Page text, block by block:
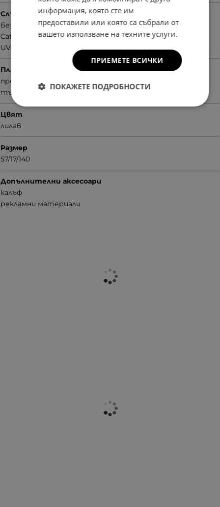
Слънцезащита
Без поляризация
Cat.2
UV400nm
Плаки
преливащи
тъмно сиви
Цвят
лилав
Размер
57/17/140
Допълнителни аксесоари
калъф
рекламни материали
информация, която сте им
предоставили или която са събрали от
вашето използване на техните услуги.
ПРИЕМЕТЕ ВСИЧКИ
ПОКАЖЕТЕ ПОДРОБНОСТИ